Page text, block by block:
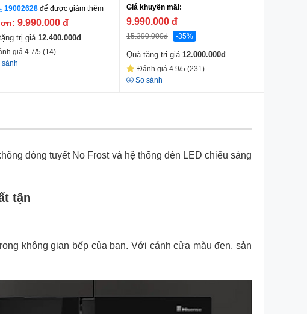
19002628 để được giảm thêm
9.990.000 đ
trị giá12.400.000đ
giá 4.7/5 (14)
sánh
Giá khuyến mãi:
9.990.000 đ
15.390.000đ -35%
Quà tặng trị giá 12.000.000đ
Đánh giá 4.9/5 (231)
So sánh
đóng tuyết No Frost và hệ thống đèn LED chiếu sáng
tận
không gian bếp của bạn. Với cánh cửa màu đen, sản